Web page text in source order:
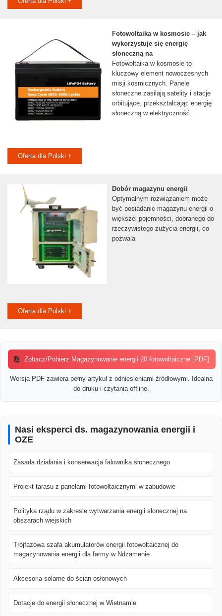
Fotowoltaika w kosmosie – jak
wykorzystuje się energię
słoneczną na
Fotowoltaika w kosmosie to
kluczowy element nowoczesnych
misji kosmicznych. Panele
słoneczne zasilają satelity i stacje
orbitujące, przekształcając energię
słoneczną w elektryczność.
Oferta dla Polski +
Dobór magazynu energii
Optymalnym rozwiązaniem może
być posiadanie magazynu energii o
większej pojemności, dobranego do
rzeczywistego zużycia energii, co
pozwala
Oferta dla Polski +
Zobacz/Pobierz Magazynowanie energii 20 fotowoltaiczne [PDF]
Wersja PDF zawiera pełny artykuł z odniesieniami źródłowymi. Idealna
do druku i czytania offline.
Nasi eksperci ds. magazynowania energii i
OZE
Zasada działania i konserwacja falownika słonecznego
Projekt tarasu z panelami fotowoltaicznymi w zabudowie
Polityka rządu w zakresie wytwarzania energii słonecznej na
obszarach wiejskich
Trójfazowa szafa akumulatorów energii fotowoltaicznej do
magazynowania energii dla farmy w Ndżamenie
Akcesoria solarne do ścian osłonowych
Dotacje do energii słonecznej w Wietnamie